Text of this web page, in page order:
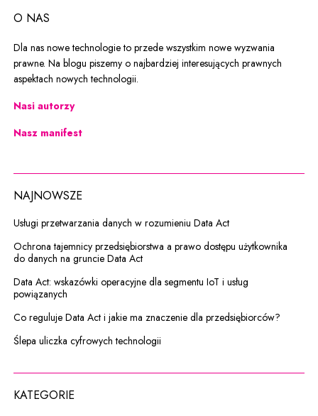
O NAS
Dla nas nowe technologie to przede wszystkim nowe wyzwania
prawne. Na blogu piszemy o najbardziej interesujących prawnych
aspektach nowych technologii.
Nasi autorzy
Nasz manifest
NAJNOWSZE
Usługi przetwarzania danych w rozumieniu Data Act
Ochrona tajemnicy przedsiębiorstwa a prawo dostępu użytkownika
do danych na gruncie Data Act
Data Act: wskazówki operacyjne dla segmentu IoT i usług
powiązanych
Co reguluje Data Act i jakie ma znaczenie dla przedsiębiorców?
Ślepa uliczka cyfrowych technologii
KATEGORIE